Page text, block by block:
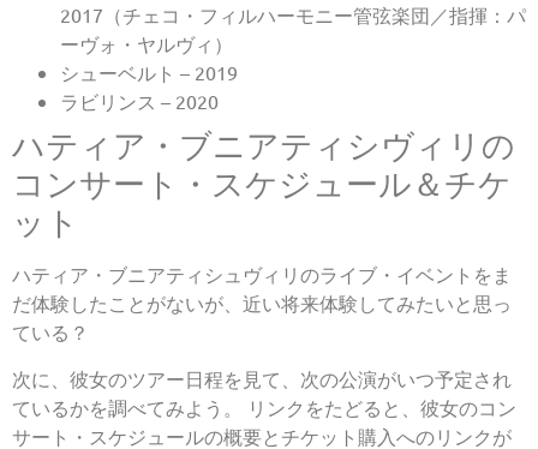
2017（チェコ・フィルハーモニー管弦楽団／指揮：パ
ーヴォ・ヤルヴィ）
シューベルト – 2019
ラビリンス – 2020
ハティア・ブニアティシヴィリの
コンサート・スケジュール＆チケ
ット
ハティア・ブニアティシュヴィリのライブ・イベントをま
だ体験したことがないが、近い将来体験してみたいと思っ
ている？
次に、彼女のツアー日程を見て、次の公演がいつ予定され
ているかを調べてみよう。 リンクをたどると、彼女のコン
サート・スケジュールの概要とチケット購入へのリンクが